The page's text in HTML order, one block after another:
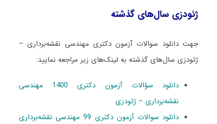
ژئودزی سال‌های گذشته
جهت دانلود سوالات آزمون دکتری مهندسی نقشه‌برداری –
ژئودزی سال‌های گذشته به لینک‌های زیر مراجعه نمایید:
دانلود سؤالات آزمون دکتری 1400 مهندسی
نقشه‌برداری – ژئودزی
دانلود سوالات آزمون دکتری 99 مهندسی نقشه‌برداری